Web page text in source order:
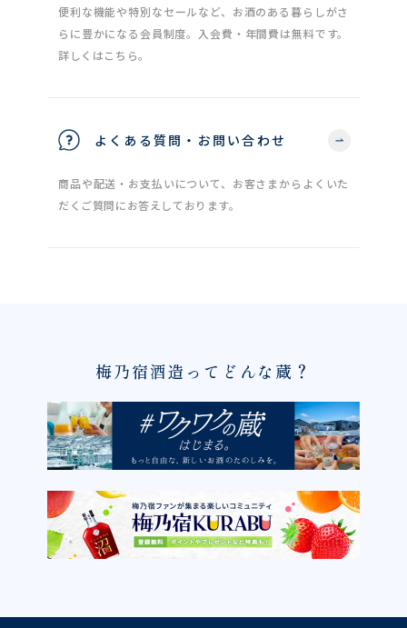
便利な機能や特別なセールなど、お酒のある暮らしがさ
らに豊かになる会員制度。入会費・年間費は無料です。
詳しくはこちら。
よくある質問・お問い合わせ
商品や配送・お支払いについて、お客さまからよくいた
だくご質問にお答えしております。
梅乃宿酒造ってどんな蔵？